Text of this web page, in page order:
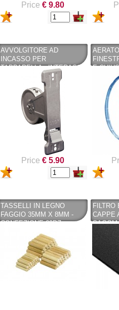
Price € 9.80
AVVOLGITORE AD
INCASSO PER
TAPPARELLA - INTERASSE
MM. 185 - CAPACITÀ MT. 8
Price € 5.90
E
TASSELLI IN LEGNO
FAGGIO 35MM X 8MM -
CONFEZIONE 60PZ
FILTRO
CAPPE